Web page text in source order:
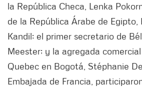
la República Checa, Lenka
de la República Árabe de Egipto,
Kandil; el primer secretario de
Meester; y la agregada
Quebec en Bogotá, Stéphanie
Embajada de Francia,